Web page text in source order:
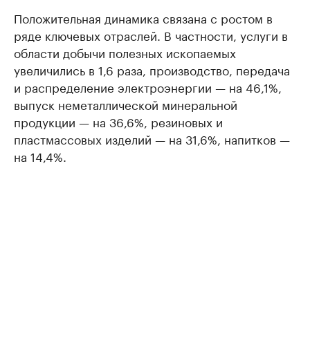
Положительная динамика связана с ростом в
ряде ключевых отраслей. В частности, услуги в
области добычи полезных ископаемых
увеличились в 1,6 раза, производство, передача
и распределение электроэнергии — на 46,1%,
выпуск неметаллической минеральной
продукции — на 36,6%, резиновых и
пластмассовых изделий — на 31,6%, напитков —
на 14,4%.